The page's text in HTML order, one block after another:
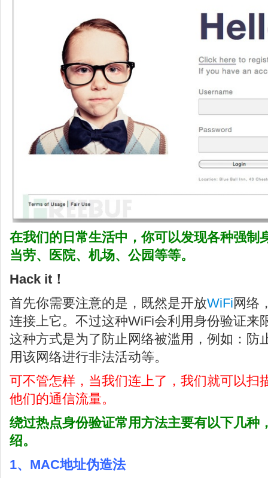
在我们的日常生活中，你可以发现各种强制
当劳、医院、机场、公园等等。
Hack it！
首先你需要注意的是，既然是开放WiFi网络
连接上它。不过这种WiFi会利用身份验证来
这种方式是为了防止网络被滥用，例如：防
用该网络进行非法活动等。
可不管怎样，当我们连上了，我们就可以扫
他们的通信流量。
绕过热点身份验证常用方法主要有以下几种
绍。
1、MAC地址伪造法